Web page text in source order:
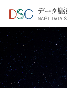
TOP ＞ イベ